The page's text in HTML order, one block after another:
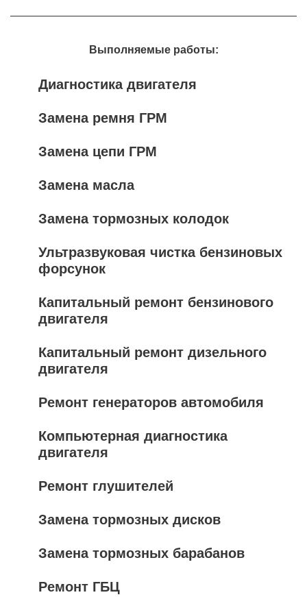
Выполняемые работы:
Диагностика двигателя
Замена ремня ГРМ
Замена цепи ГРМ
Замена масла
Замена тормозных колодок
Ультразвуковая чистка бензиновых
форсунок
Капитальный ремонт бензинового
двигателя
Капитальный ремонт дизельного
двигателя
Ремонт генераторов автомобиля
Компьютерная диагностика
двигателя
Ремонт глушителей
Замена тормозных дисков
Замена тормозных барабанов
Ремонт ГБЦ